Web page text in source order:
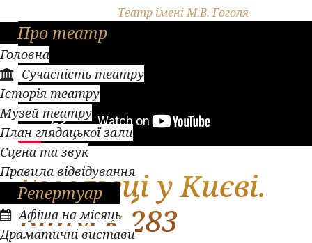
Театр імені М.В. Гоголя
Про театр
Головна
Сучасність театру
Історія театру
Музей театру
План глядацької зали
Сцена та звук
Правила відвідування
Репертуар
Афіша на місяць
Драматичні вистави
Гоголівці у Києві.
Випуск 283